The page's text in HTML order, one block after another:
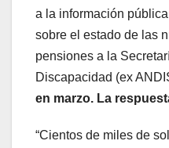
a la información
sobre el estado de las
pensiones a la
Discapacidad (ex
en marzo. La
“Cientos de miles de